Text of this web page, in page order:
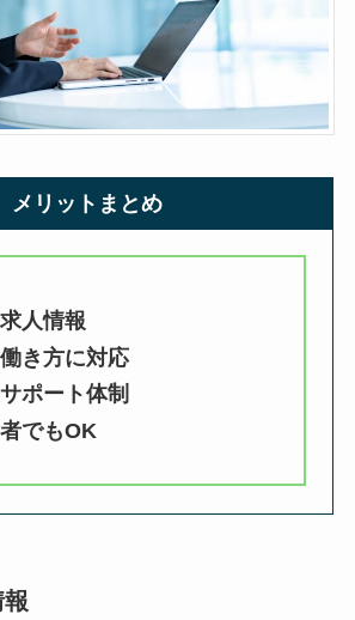
メリットまとめ
人情報
き方に対応
ポート体制
でもOK